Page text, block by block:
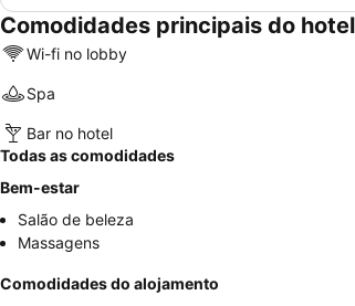
Comodidades principais do hotel
Wi-fi no lobby
Spa
Bar no hotel
Todas as comodidades
Bem-estar
Salão de beleza
Massagens
Comodidades do alojamento